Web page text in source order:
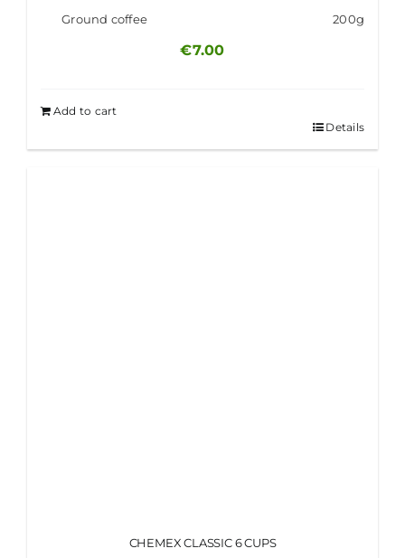
Ground coffee
200g
€7.00
Add to cart
Details
CHEMEX CLASSIC 6 CUPS